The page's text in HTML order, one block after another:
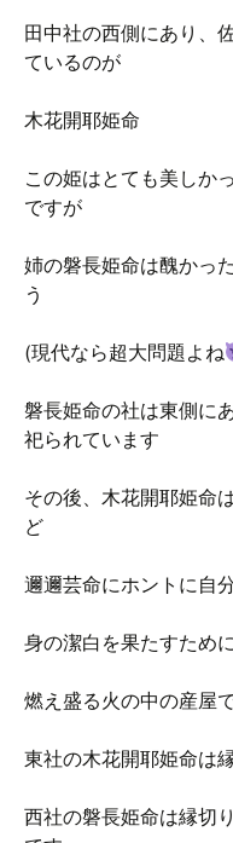
田中社の西側にあり、
ているのが
木花開耶姫命
この姫はとても美しか
ですが
姉の磐長姫命は醜かっ
う
(現代なら超大問題よね
磐長姫命の社は東側に
祀られています
その後、 木花開耶姫命
ど
邇邇芸命にホントに自
身の潔白を果たすため
燃え盛る火の中の産屋
東社の木花開耶姫命は
西社の磐長姫命は縁切